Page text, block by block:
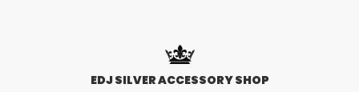
EDJ SILVER ACCESSORY SHOP